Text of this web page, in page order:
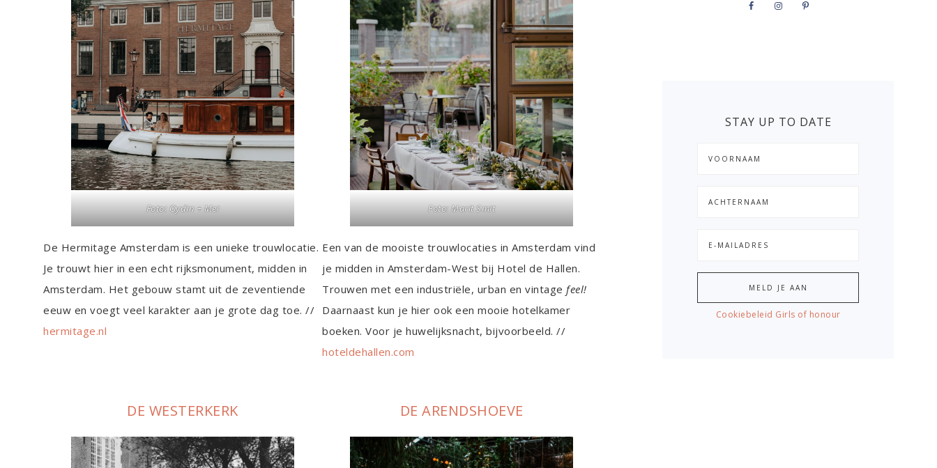
Foto:Oydin + Mei
De Hermitage Amsterdam is een unieke trouwlocatie.
Je trouwt hier in een echt rijksmonument, midden in
Amsterdam. Het gebouw stamt uit de zeventiende
eeuw en voegt veel karakter aan je grote dag toe. //
hermitage.nl
Foto:Marit Smit
Een van de mooiste trouwlocaties in Amsterdam vind
je midden in Amsterdam-West bij Hotel de Hallen.
Trouwen met een industriële, urban en vintage feel!
Daarnaast kun je hier ook een mooie hotelkamer
boeken. Voor je huwelijksnacht, bijvoorbeeld. //
hoteldehallen.com
DE WESTERKERK DE ARENDSHOEVE
STAY UP TO DATE
Cookiebeleid Girls of honour